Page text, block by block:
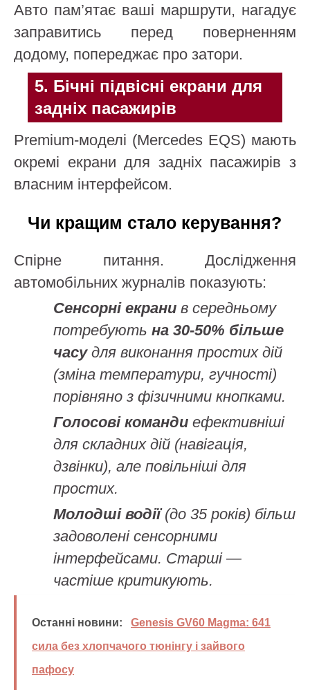
Авто пам’ятає ваші маршрути, нагадує
заправитись перед поверненням
додому, попереджає про затори.
5. Бічні підвісні екрани для
задніх пасажирів
Premium-моделі (Mercedes EQS) мають
окремі екрани для задніх пасажирів з
власним інтерфейсом.
Чи кращим стало керування?
Спірне питання. Дослідження
автомобільних журналів показують:
Сенсорні екрани в середньому
потребуютьна 30-50% більше
часудля виконання простих дій
(зміна температури, гучності)
порівняно з фізичними кнопками.
Голосові команди ефективніші
для складних дій (навігація,
дзвінки), але повільніші для
простих.
Молодші водії(до 35 років) більш
задоволені сенсорними
інтерфейсами. Старші —
частіше критикують.
Останні новини:
Genesis GV60 Magma: 641
сила без хлопчачого тюнінгу і зайвого
пафосу